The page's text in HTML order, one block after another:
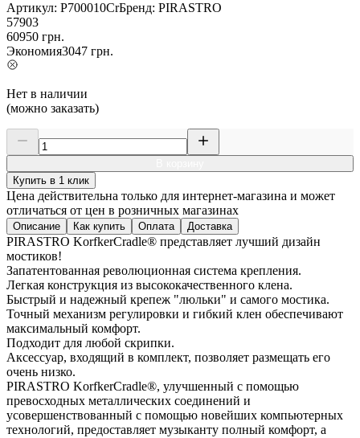
Артикул: P700010CrБренд: PIRASTRO
57903
60950 грн.
Экономия3047 грн.
Нет в наличии
(можно заказать)
Купить в 1 клик
Цена действительна только для интернет-магазина и может
отличаться от цен в розничных магазинах
Описание Как купить Оплата Доставка
PIRASTRO KorfkerCradle® представляет лучший дизайн
мостиков!
Запатентованная революционная система крепления.
Легкая конструкция из высококачественного клена.
Быстрый и надежный крепеж "люльки" и самого мостика.
Точный механизм регулировки и гибкий клен обеспечивают
максимальный комфорт.
Подходит для любой скрипки.
Аксессуар, входящий в комплект, позволяет размещать его
очень низко.
PIRASTRO KorfkerCradle®, улучшенный с помощью
превосходных металлических соединений и
усовершенствованный с помощью новейших компьютерных
технологий, предоставляет музыканту полный комфорт, а